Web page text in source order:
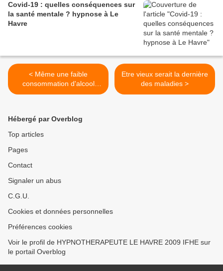
Covid-19 : quelles conséquences sur
la santé mentale ? hypnose à Le
Havre
< Même une faible
consommation d'alcool
accroît le risque de cancer
Etre vieux serait la dernière
des maladies >
Hébergé par Overblog
Top articles
Pages
Contact
Signaler un abus
C.G.U.
Cookies et données personnelles
Préférences cookies
Voir le profil de HYPNOTHERAPEUTE LE HAVRE 2009 IFHE sur
le portail Overblog